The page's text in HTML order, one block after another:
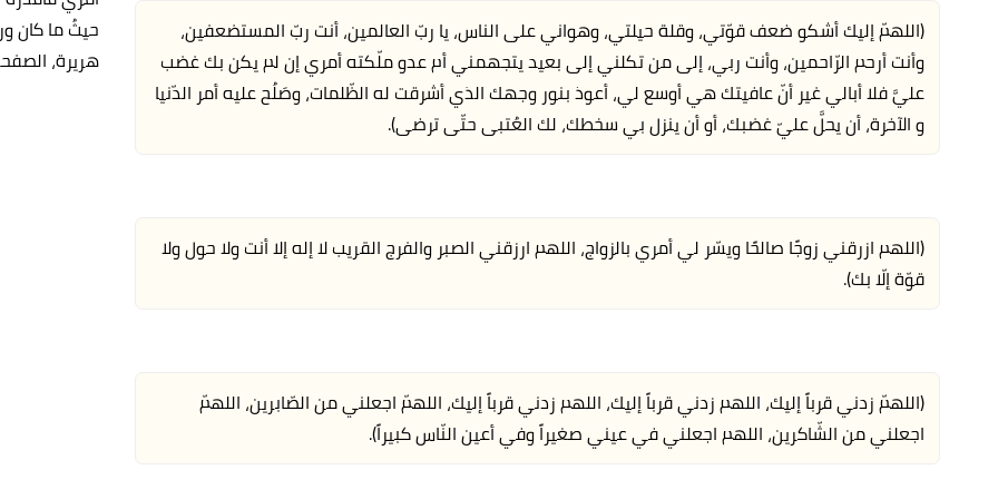
(اللهمّ إليك أشكو ضعف قوّتي، وقلة حيلتي، وهواني على الناس، يا ربّ العالمين، أنت ربّ المستضعفين،
وأنت أرحم الرّاحمين، وأنت ربي، إلى من تكلني إلى بعيد يتجهمني أم عدو ملّكته أمري إن لم يكن بك غضب
عليَّ فلا أبالي غير أنّ عافيتك هي أوسع لي، أعوذ بنور وجهك الذي أشرقت له الظّلمات، وصَلُح عليه أمر الدّنيا
و الآخرة، أن يحلَّ عليّ غضبك، أو أن ينزل بي سخطك، لك العُتبى حتّى ترضى).
(اللهم ازرقني زوجًا صالحًا ويسّر لي أمري بالزواج، اللهم ارزقني الصبر والفرج القريب لا إله إلا أنت ولا حول ولا
قوّة إلّا بك).
(اللهمّ زدني قرباً إليك، اللهم زدني قرباً إليك، اللهم زدني قرباً إليك، اللهمّ اجعلني من الصّابرين، اللهمّ
اجعلني من الشّاكرين، اللهم اجعلني في عيني صغيراً وفي أعين النّاس كبيراً).
حيثُ ما كان
هريرة، الصفحة أو الرقم:886